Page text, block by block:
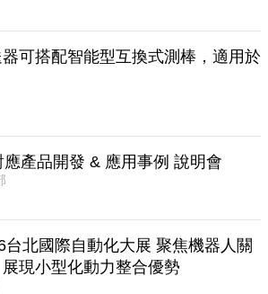
可搭配智能型互換式測棒，適用於
產品開發 & 應用事例 說明會
北國際自動化大展 聚焦機器人關
現小型化動力整合優勢